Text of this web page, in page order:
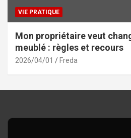
VIE PRATIQUE
Mon propriétaire veut
meublé : règles et recours
2026/04/01 Freda